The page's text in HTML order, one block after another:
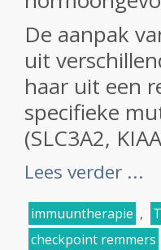
De aanpak
uit
haar uit een
specifieke
(SLC3A2,
Lees verder ...
immuuntherapie ,
checkpoint remmers